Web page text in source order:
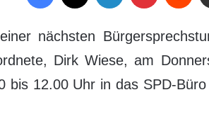
nächsten
Dirk Wiese, am
bis 12.00 Uhr in das SPD-